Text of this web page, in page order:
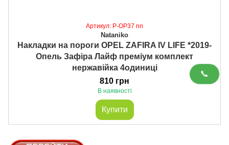
📞
Артикул: P-OP37 nn
Nataniko
Накладки на пороги OPEL ZAFIRA IV LIFE *2019-
Опель Зафіра Лайф преміум комплект
нержавійка 4одиниці
810 грн
В наявності
Купити